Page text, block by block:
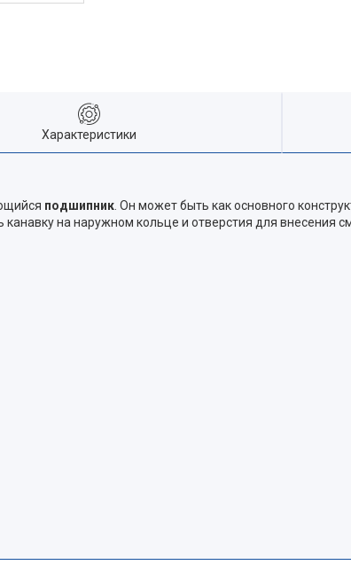
Характеристики
подшипник . Он может быть как основного
на наружном кольце и отверстия для внесения